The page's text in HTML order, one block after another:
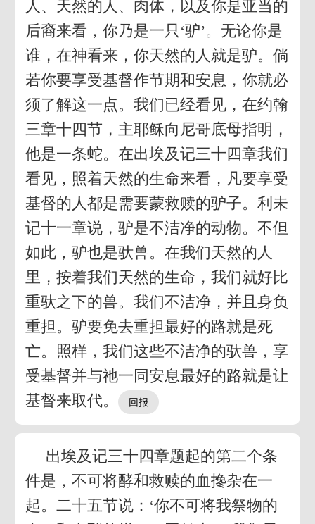
人、天然的人、肉体，以及你是亚当的
后裔来看，你乃是一只‘驴’。无论你是
谁，在神看来，你天然的人就是驴。倘
若你要享受基督作节期和安息，你就必
须了解这一点。我们已经看见，在约翰
三章十四节，主耶稣向尼哥底母指明，
他是一条蛇。在出埃及记三十四章我们
看见，照着天然的生命来看，凡要享受
基督的人都是需要蒙救赎的驴子。利未
记十一章说，驴是不洁净的动物。不但
如此，驴也是驮兽。在我们天然的人
里，按着我们天然的生命，我们就好比
重驮之下的兽。我们不洁净，并且身负
重担。驴要免去重担最好的路就是死
亡。照样，我们这些不洁净的驮兽，享
受基督并与祂一同安息最好的路就是让
基督来取代。
出埃及记三十四章题起的第二个条
件是，不可将酵和救赎的血搀杂在一
起。二十五节说：‘你不可将我祭物的